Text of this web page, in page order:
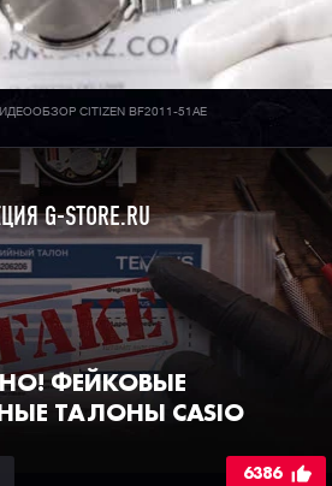
CITIZEN BF2011-51AE
G-STORE.RU
ФЕЙКОВЫЕ
ТАЛОНЫ CASIO
6386